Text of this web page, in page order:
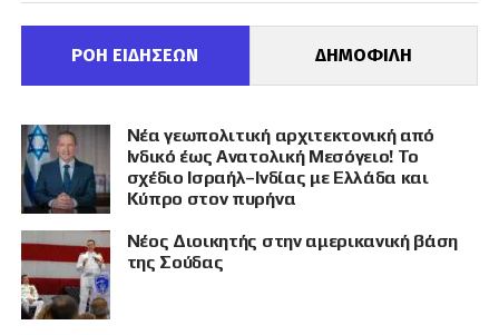
ΡΟΗ ΕΙΔΗΣΕΩΝ ΔΗΜΟΦΙΛΗ
Νέα γεωπολιτική αρχιτεκτονική από
Ινδικό έως Ανατολική Μεσόγειο! Το
σχέδιο Ισραήλ–Ινδίας με Ελλάδα και
Κύπρο στον πυρήνα
Νέος Διοικητής στην αμερικανική βάση
της Σούδας